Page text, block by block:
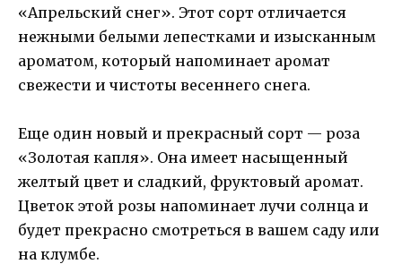
«Апрельский снег». Этот сорт отличается
нежными белыми лепестками и изысканным
ароматом, который напоминает аромат
свежести и чистоты весеннего снега.
Еще один новый и прекрасный сорт — роза
«Золотая капля». Она имеет насыщенный
желтый цвет и сладкий, фруктовый аромат.
Цветок этой розы напоминает лучи солнца и
будет прекрасно смотреться в вашем саду или
на клумбе.